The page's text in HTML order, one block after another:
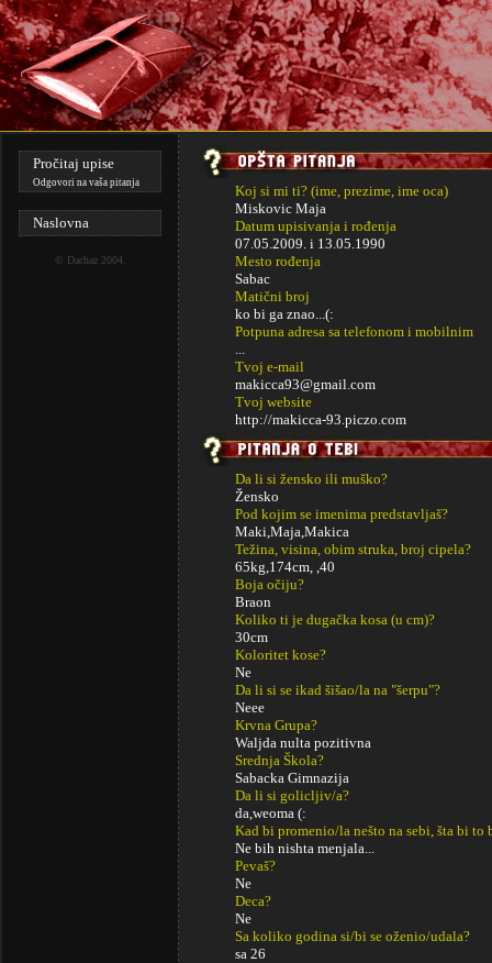
Pročitaj upise
Odgovori na vaša pitanja
Naslovna
© Dachaz2004.
Koj si mi ti? (ime, prezime, ime oca)
Miskovic Maja
Datum upisivanja i rođenja
07.05.2009. i 13.05.1990
Mesto rođenja
Sabac
Matični broj
ko bi ga znao...(:
Potpuna adresa sa telefonom i mobilnim
...
Tvoj e-mail
makicca93@gmail.com
Tvoj website
http://makicca-93.piczo.com
Da li si žensko ili muško?
Žensko
Pod kojim se imenima predstavljaš?
Maki,Maja,Makica
Težina, visina, obim struka, broj cipela?
65kg,174cm, ,40
Boja očiju?
Braon
Koliko ti je dugačka kosa (u cm)?
30cm
Koloritet kose?
Ne
Da li si se ikad šišao/la na "šerpu"?
Neee
Krvna Grupa?
Waljda nulta pozitivna
Srednja Škola?
Sabacka Gimnazija
Da li si golicljiv/a?
da,weoma (:
Kad bi promenio/la nešto na sebi, šta bi to
Ne bih nishta menjala...
Pevaš?
Ne
Deca?
Ne
Sa koliko godina si/bi se oženio/udala?
sa 26